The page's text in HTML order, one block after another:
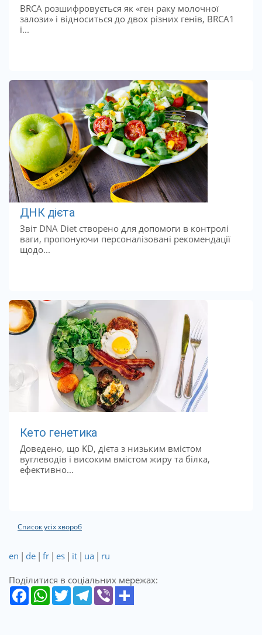
BRCA розшифровується як «ген раку молочної
залози» і відноситься до двох різних генів, BRCA1
і...
ДНК дієта
Звіт DNA Diet створено для допомоги в контролі
ваги, пропонуючи персоналізовані рекомендації
щодо...
Кето генетика
Доведено, що KD, дієта з низьким вмістом
вуглеводів і високим вмістом жиру та білка,
ефективно...
Список усіх хвороб
en | de | fr | es | it | ua | ru
Поділитися в соціальних мережах: